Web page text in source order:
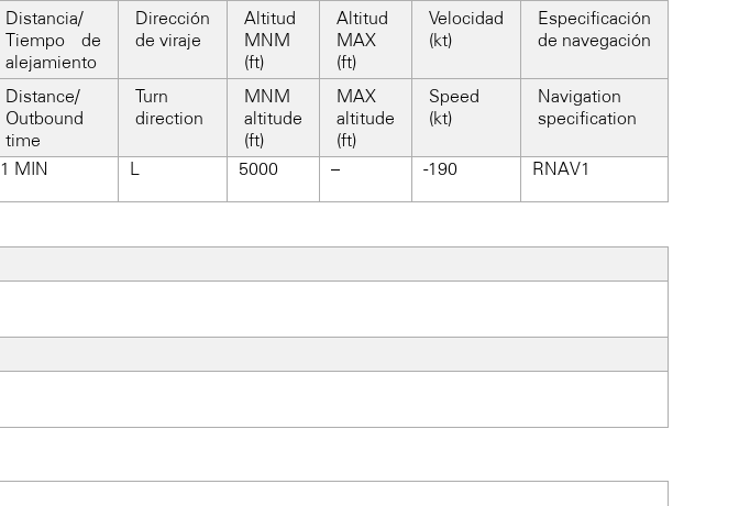
Distancia/
Tiempo de
alejamiento
Dirección
de viraje
Altitud
MNM
(ft)
Altitud
MAX
(ft)
Velocidad
(kt)
Especificación
de navegación
Distance/
Outbound
time
Turn
direction
MNM
altitude
(ft)
MAX
altitude
(ft)
Speed
(kt)
Navigation
specification
1 MIN L 5000 – -190 RNAV1